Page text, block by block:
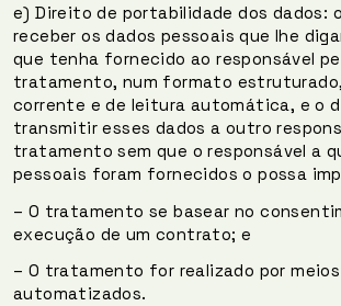
e) Direito de portabilidade dos dados:
receber os dados pessoais que lhe
que tenha fornecido ao responsável
tratamento, num formato
corrente e de leitura automática, e o
transmitir esses dados a outro
tratamento sem que o responsável a
pessoais foram fornecidos o possa
– O tratamento se basear no
execução de um contrato; e
– O tratamento for realizado por meios
automatizados.